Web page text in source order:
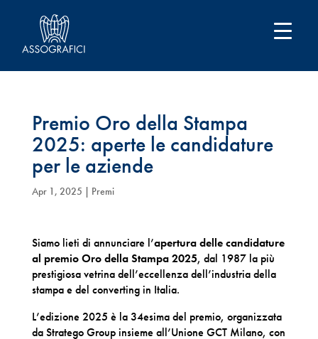
Premio Oro della Stampa
2025: aperte le candidature
per le aziende
Apr 1, 2025 | Premi
Siamo lieti di annunciare l’apertura delle candidature
al premio Oro della Stampa 2025, dal 1987 la più
prestigiosa vetrina dell’eccellenza dell’industria della
stampa e del converting in Italia.
L’edizione 2025 è la 34esima del premio, organizzata
da Stratego Group insieme all’Unione GCT Milano, con